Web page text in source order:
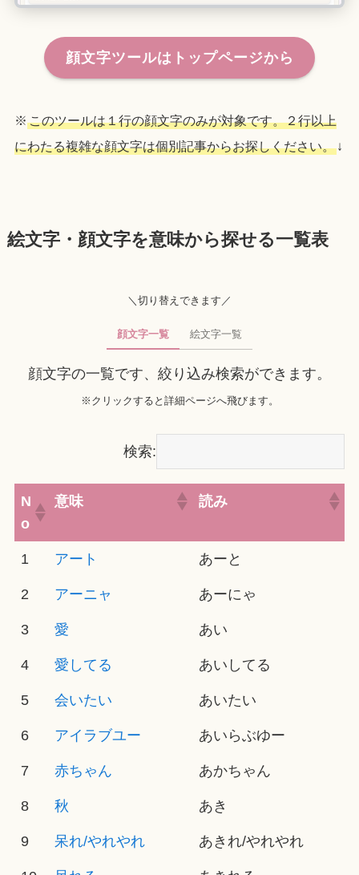
顔文字ツールはトップページから
※ このツールは１行の顔文字のみが対象です。２行以上
にわたる複雑な顔文字は個別記事からお探しください。↓
絵文字・顔文字を意味から探せる一覧表
＼切り替えできます／
顔文字一覧 絵文字一覧
顔文字の一覧です、絞り込み検索ができます。
※クリックすると詳細ページへ飛びます。
検索:
N
o
意味 読み
1 アート あーと
2 アーニャ あーにゃ
3 愛 あい
4 愛してる あいしてる
5 会いたい あいたい
6 アイラブユー あいらぶゆー
7 赤ちゃん あかちゃん
8 秋 あき
9 呆れ/やれやれ あきれ/やれやれ